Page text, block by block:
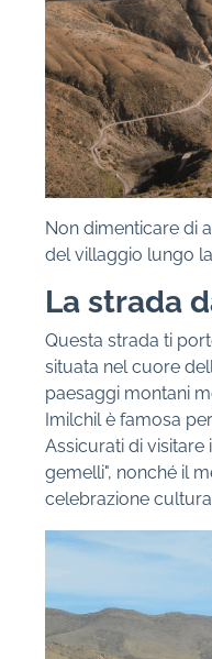
Non dimenticare di
del villaggio lungo
La strada
Questa strada ti
situata nel cuore
paesaggi montani
Imilchil è famosa
Assicurati di visitare
gemelli", nonché il
celebrazione